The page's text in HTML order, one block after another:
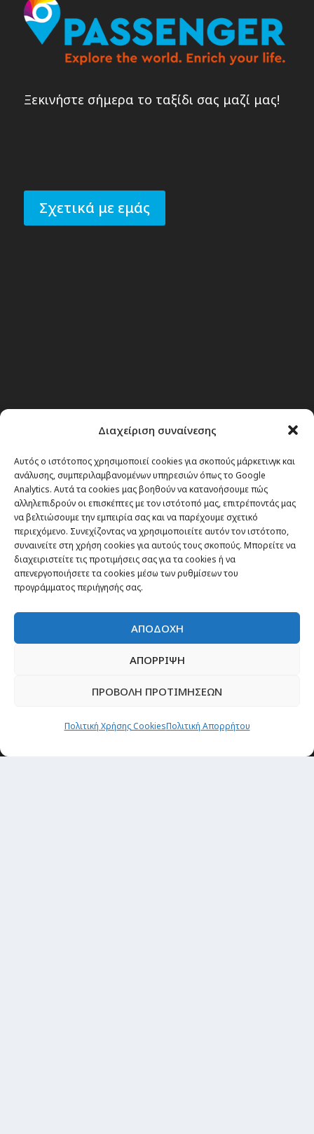
Διαχείριση συναίνεσης
Αυτός ο ιστότοπος χρησιμοποιεί cookies για σκοπούς μάρκετινγκ και
ανάλυσης, συμπεριλαμβανομένων υπηρεσιών όπως το Google
Analytics. Αυτά τα cookies μας βοηθούν να κατανοήσουμε πώς
αλληλεπιδρούν οι επισκέπτες με τον ιστότοπό μας, επιτρέποντάς μας
να βελτιώσουμε την εμπειρία σας και να παρέχουμε σχετικό
περιεχόμενο. Συνεχίζοντας να χρησιμοποιείτε αυτόν τον ιστότοπο,
συναινείτε στη χρήση cookies για αυτούς τους σκοπούς. Μπορείτε να
διαχειριστείτε τις προτιμήσεις σας για τα cookies ή να
απενεργοποιήσετε τα cookies μέσω των ρυθμίσεων του
προγράμματος περιήγησής σας.
ΑΠΟΔΟΧΗ
ΑΠΟΡΡΙΨΗ
ΠΡΟΒΟΛΗ ΠΡΟΤΙΜΗΣΕΩΝ
Πολιτική Χρήσης CookiesΠολιτική Απορρήτου
Ξεκινήστε σήμερα το ταξίδι σας μαζί μας!
Σχετικά με εμάς
Θέματα
Passenger στην Ελλάδα
Passenger στον κόσμο
TRAVEL NEWS
Οργάνωσε το ταξίδι σου